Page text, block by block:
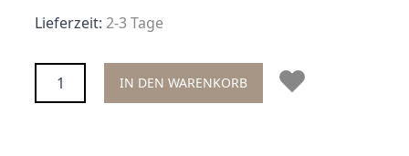
Lieferzeit: 2-3 Tage
Menge IN DEN WARENKORB